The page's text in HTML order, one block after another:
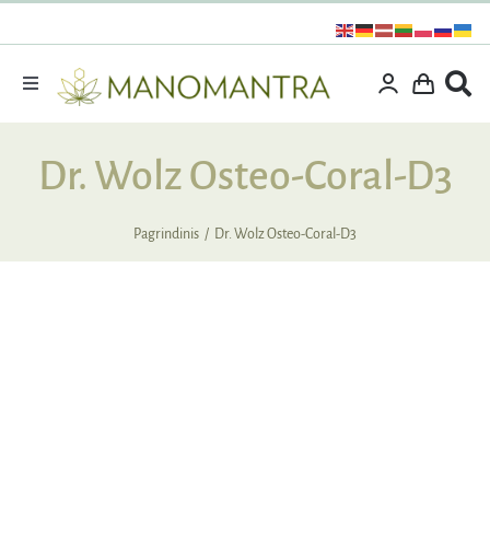
turinį
Toggle
Dovanos
Išpardavimas
Kosmetika
Dr. Wolz Osteo-Coral-D3
Pagrindinis Dr. Wolz Osteo-Coral-D3